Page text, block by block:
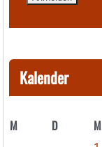
Kalender
M D M